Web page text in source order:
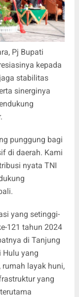
Pj Bupati
kepada
stabilitas
sinerginya
punggung bagi
di daerah. Kami
nyata TNI
yang setinggi-
121 tahun 2024
di Tanjung
Hulu yang
layak huni,
yang